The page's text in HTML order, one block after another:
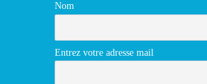
Nom
Entrez votre adresse mail